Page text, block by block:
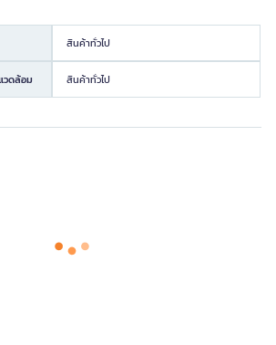
สินค้าทั่วไป
ดล้อม สินค้าทั่วไป